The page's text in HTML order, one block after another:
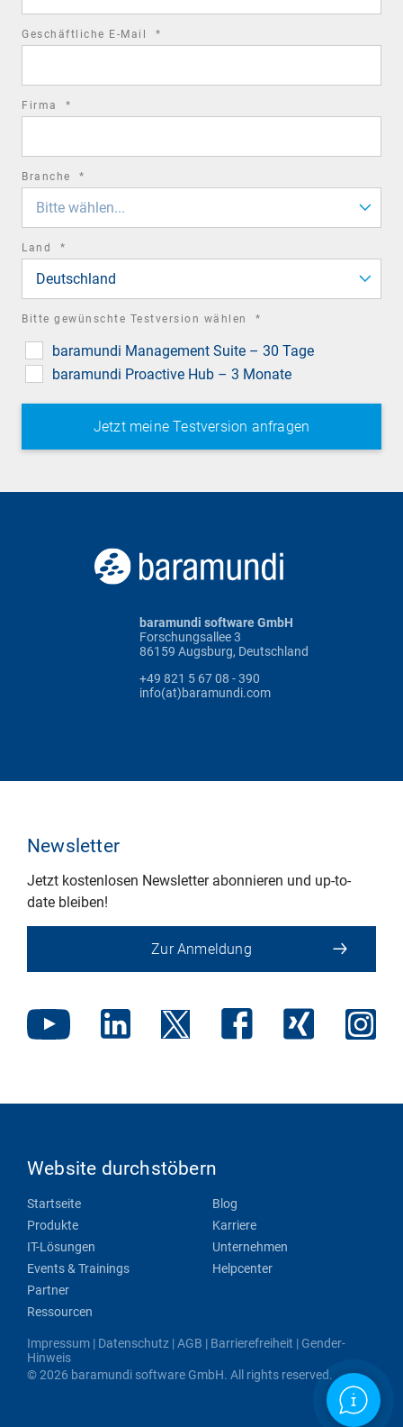
Geschäftliche E-Mail *
Firma *
Branche *
Bitte wählen...
Land *
Deutschland
Bitte gewünschte Testversion wählen *
baramundi Management Suite – 30 Tage
baramundi Proactive Hub – 3 Monate
baramundi software GmbH
Forschungsallee 3
86159 Augsburg, Deutschland
+49 821 5 67 08 - 390
info(at)baramundi.com
Newsletter
Jetzt kostenlosen Newsletter abonnieren und up-to-
date bleiben!
Zur Anmeldung
Website durchstöbern
Startseite
Produkte
IT-Lösungen
Events & Trainings
Partner
Ressourcen
Blog
Karriere
Unternehmen
Helpcenter
Impressum | Datenschutz |AGB | Barrierefreiheit | Gender-
Hinweis
© 2026 baramundi software GmbH. All rights reserved.